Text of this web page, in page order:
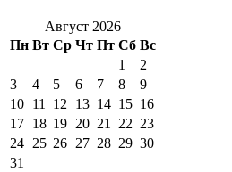
Август 2026
Пн Вт Ср Чт Пт Сб Вс
1
2
3
4 5 6 7 8
9
10 11 12 13 14 15 16
17 18 19 20 21 22 23
24 25 26 27 28 29 30
31